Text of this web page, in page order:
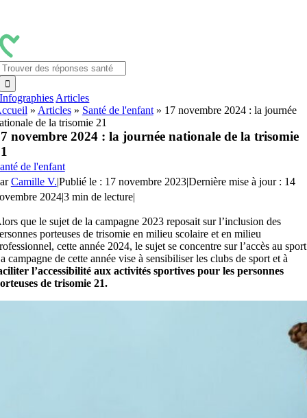
contenu
Infographies Articles
» Articles» Santé de l'enfant» 17 novembre 2024 : la journée
de la trisomie 21
novembre 2024 : la journée nationale de la trisomie
de l'enfant
Camille V.|Publié le : 17 novembre 2023|Dernière mise à jour : 14
2024|3 min de lecture|
que le sujet de la campagne 2023 reposait sur l’inclusion des
porteuses de trisomie en milieu scolaire et en milieu
cette année 2024, le sujet se concentre sur l’accès au
campagne de cette année vise à sensibiliser les clubs de sport et à
l’accessibilité aux activités sportives pour les personnes
de trisomie 21.